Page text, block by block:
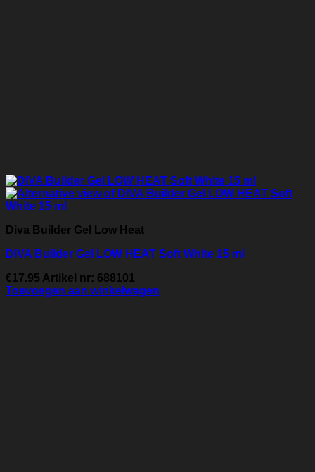
Diva Builder Gel Low Heat
DIVA Builder Gel LOW HEAT Soft White 15 ml
€17.95 Artikel nr: 688101
Toevoegen aan winkelwagen